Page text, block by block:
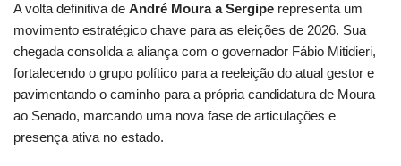
A volta definitiva de André Moura a Sergipe representa um
movimento estratégico chave para as eleições de 2026. Sua
chegada consolida a aliança com o governador Fábio Mitidieri,
fortalecendo o grupo político para a reeleição do atual gestor e
pavimentando o caminho para a própria candidatura de Moura
ao Senado, marcando uma nova fase de articulações e
presença ativa no estado.